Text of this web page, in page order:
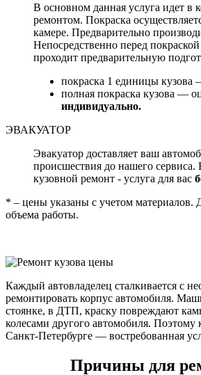
В основном данная услуга идет в
ремонтом. Покраска
камере. Предварительно
Непосредственно перед
проходит предварительную
покраска 1 единицы кузова
полная покраска кузова —
индивидуально.
ЭВАКУАТОР
Эвакуатор доставляет ваш
происшествия до нашего сервиса.
кузовной ремонт - услуга для вас
* – цены указаны с учетом материалов.
объема работы.
Каждый автовладелец сталкивается с
ремонтировать корпус автомобиля.
стоянке, в ДТП, краску повреждают
колесами другого автомобиля. Поэтому
Санкт-Петербурге — востребованная
Причины для